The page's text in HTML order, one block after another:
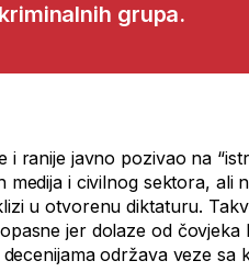
grupa.
i ranije javno pozivao na
medija i civilnog sektora, ali
u otvorenu diktaturu.
jer dolaze od
decenijama održava veze sa